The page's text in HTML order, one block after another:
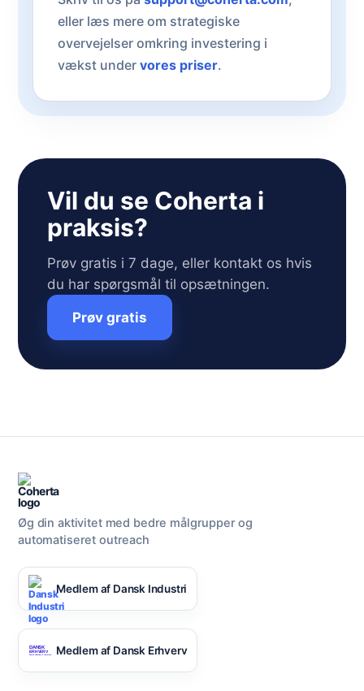
eller læs mere om strategiske
overvejelser omkring investering i
vækst under vores priser.
Vil du se Coherta i
praksis?
Prøv gratis i 7 dage, eller kontakt os hvis
du har spørgsmål til opsætningen.
Prøv gratis
Øg din aktivitet med bedre målgrupper og
automatiseret outreach
Medlem af Dansk Industri
Medlem af Dansk Erhverv